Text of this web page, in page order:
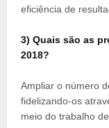
eficiência de
3) Quais são as
2018?
Ampliar o número
fidelizando-os
meio do trabalho